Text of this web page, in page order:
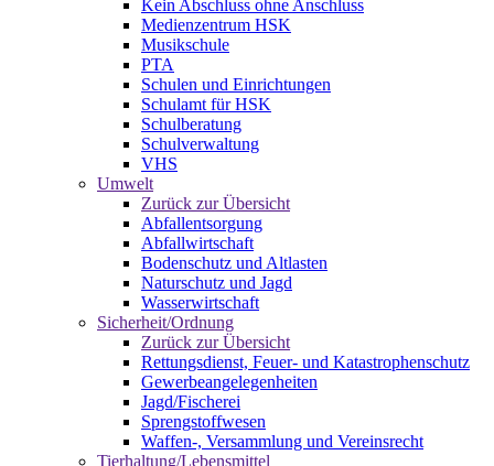
Kein Abschluss ohne Anschluss
Medienzentrum HSK
Musikschule
PTA
Schulen und Einrichtungen
Schulamt für HSK
Schulberatung
Schulverwaltung
VHS
Umwelt
Zurück zur Übersicht
Abfallentsorgung
Abfallwirtschaft
Bodenschutz und Altlasten
Naturschutz und Jagd
Wasserwirtschaft
Sicherheit/Ordnung
Zurück zur Übersicht
Rettungsdienst, Feuer- und Katastrophenschutz
Gewerbeangelegenheiten
Jagd/Fischerei
Sprengstoffwesen
Waffen-, Versammlung und Vereinsrecht
Tierhaltung/Lebensmittel